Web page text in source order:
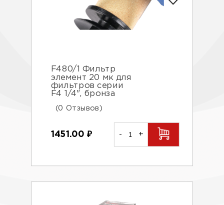
F480/1 Фильтр
элемент 20 мк для
фильтров серии
F4 1/4", бронза
(0 Отзывов)
1451.00 ₽ - +